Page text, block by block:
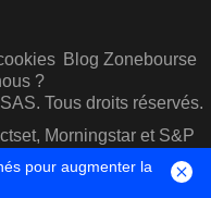
Blog Zonebourse
?
Tous droits réservés.
Morningstar et S&P
pour augmenter la